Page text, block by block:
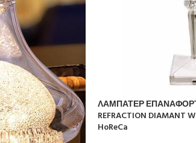
ΛΑΜΠΑΤΕΡ
REFRACTION DIAMANT
HoReCa